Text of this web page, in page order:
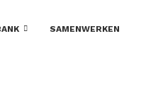
SAMENWERKEN